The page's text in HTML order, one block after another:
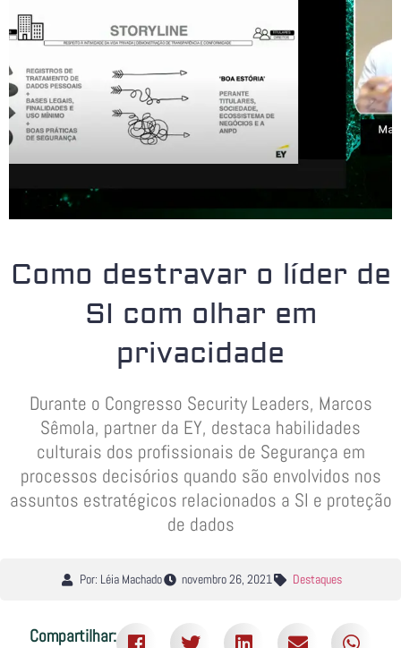
Como destravar o líder de
SI com olhar em
privacidade
Durante o Congresso Security Leaders, Marcos
Sêmola, partner da EY, destaca habilidades
culturais dos profissionais de Segurança em
processos decisórios quando são envolvidos nos
assuntos estratégicos relacionados a SI e proteção
de dados
Por: Léia Machado novembro 26, 2021 Destaques
Compartilhar: